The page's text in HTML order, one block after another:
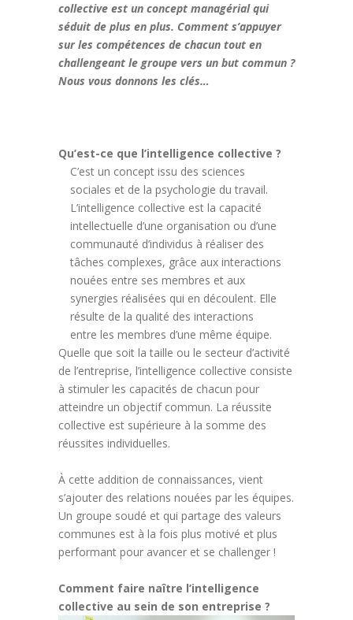
collective est un concept managérial qui
séduit de plus en plus. Comment s’appuyer
sur les compétences de chacun tout en
challengeant le groupe vers un but commun ?
Nous vous donnons les clés…
Qu’est-ce que l’intelligence collective ?
C’est un concept issu des sciences
sociales et de la psychologie du travail.
L’intelligence collective est la capacité
intellectuelle d’une organisation ou d’une
communauté d’individus à réaliser des
tâches complexes, grâce aux interactions
nouées entre ses membres et aux
synergies réalisées qui en découlent. Elle
résulte de la qualité des interactions
entre les membres d’une même équipe.
Quelle que soit la taille ou le secteur d’activité
de l’entreprise, l’intelligence collective consiste
à stimuler les capacités de chacun pour
atteindre un objectif commun. La réussite
collective est supérieure à la somme des
réussites individuelles.
À cette addition de connaissances, vient
s’ajouter des relations nouées par les équipes.
Un groupe soudé et qui partage des valeurs
communes est à la fois plus motivé et plus
performant pour avancer et se challenger !
Comment faire naître l’intelligence
collective au sein de son entreprise ?